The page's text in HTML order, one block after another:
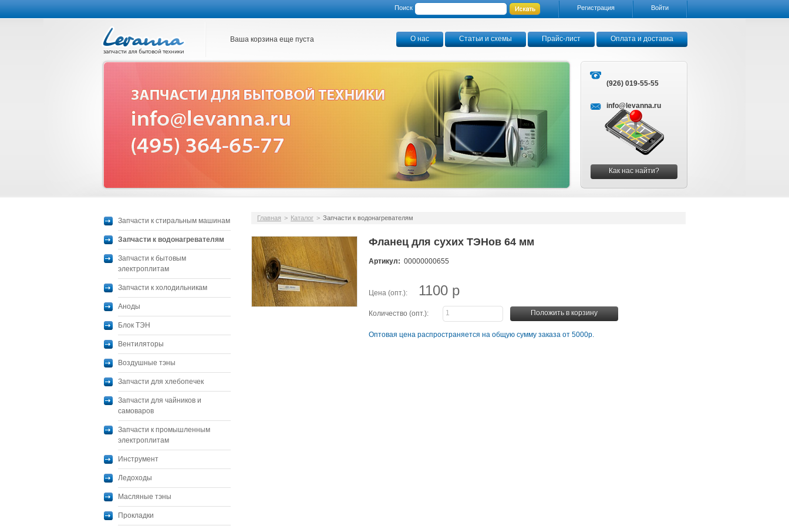
Регистрация Войти
Поиск
Ваша корзина еще пуста О нас Статьи и схемы Прайс-лист Оплата и доставка
(926) 019-55-55
info@levanna.ru
Как нас найти?
Запчасти к стиральным машинам
Запчасти к водонагревателям
Запчасти к бытовым
электроплитам
Запчасти к холодильникам
Аноды
Блок ТЭН
Вентиляторы
Воздушные тэны
Запчасти для хлебопечек
Запчасти для чайников и
самоваров
Запчасти к промышленным
электроплитам
Инструмент
Ледоходы
Масляные тэны
Прокладки
Главная > Каталог > Запчасти к водонагревателям
Фланец для сухих ТЭНов 64 мм
Артикул: 00000000655
Цена (опт.): 1100 р
Количество (опт.): Положить в корзину
Оптовая цена распространяется на общую сумму заказа от 5000р.